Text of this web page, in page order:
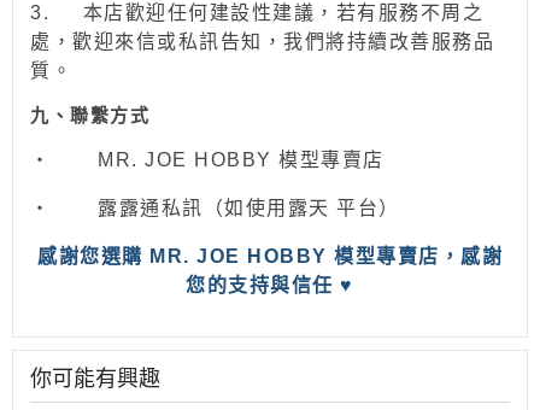
3.
本店歡迎任何建設性建議，若有服務不周之
處，歡迎來信或私訊告知，我們將持續改善服務品
質。
九、聯繫方式
‧ MR. JOE HOBBY 模型專賣店
‧ 露露通私訊（如使用露天 平台）
感謝您選購 MR. JOE HOBBY 模型專賣店，感謝
您的支持與信任 ♥
你可能有興趣